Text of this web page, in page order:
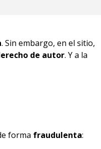
. Sin embargo, en el sitio,
de autor. Y a la
forma fraudulenta: